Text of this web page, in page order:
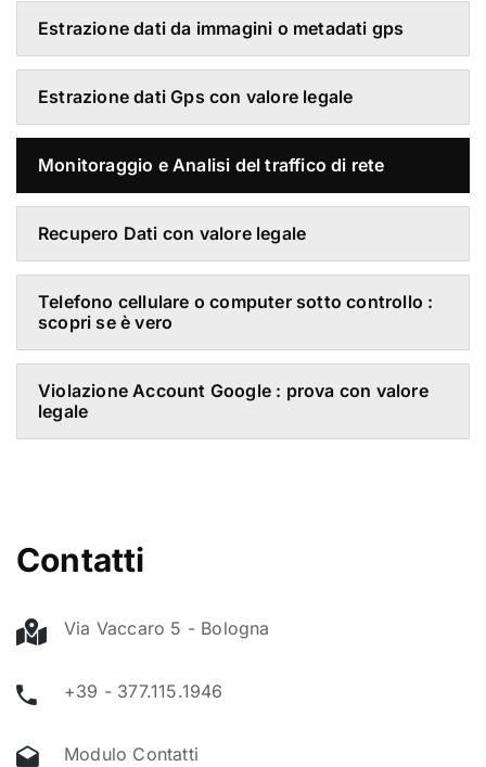
Estrazione dati da immagini o metadati gps
Estrazione dati Gps con valore legale
Monitoraggio e Analisi del traffico di rete
Recupero Dati con valore legale
Telefono cellulare o computer sotto controllo :
scopri se è vero
Violazione Account Google : prova con valore
legale
Contatti
Via Vaccaro 5 - Bologna
+39 - 377.115.1946
Modulo Contatti